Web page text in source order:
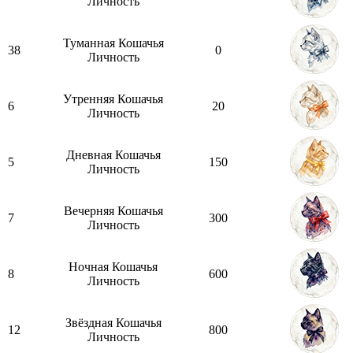
38
Туманная Кошачья
Личность
0
6
Утренняя Кошачья
Личность
20
5
Дневная Кошачья
Личность
150
7
Вечерняя Кошачья
Личность
300
8
Ночная Кошачья
Личность
600
12
Звёздная Кошачья
Личность
800